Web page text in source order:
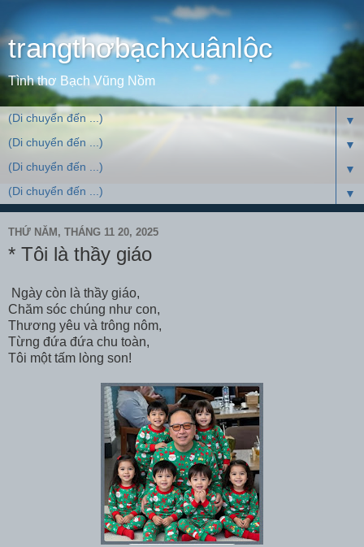
trangthơbạchxuânlộc
Tình thơ Bạch Vũng Nồm
▼
▼
▼
▼
THỨ NĂM, THÁNG 11 20, 2025
* Tôi là thầy giáo
Ngày còn là thầy giáo,
Chăm sóc chúng như con,
Thương yêu và trông nôm,
Từng đứa đứa chu toàn,
Tôi một tấm lòng son!